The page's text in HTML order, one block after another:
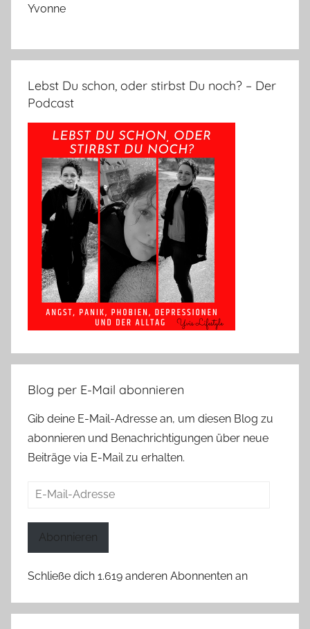
Yvonne
Lebst Du schon, oder stirbst Du noch? – Der
Podcast
Blog per E-Mail abonnieren
Gib deine E-Mail-Adresse an, um diesen Blog zu
abonnieren und Benachrichtigungen über neue
Beiträge via E-Mail zu erhalten.
E-
Abonnieren
Schließe dich 1.619 anderen Abonnenten an